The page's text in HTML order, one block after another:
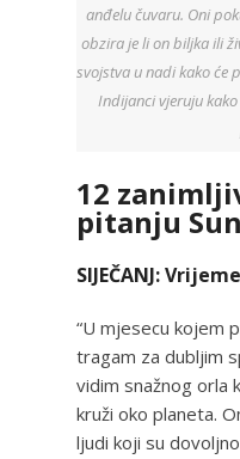
anđelu čuvaru. Oni
obzira je li on biljka ili
svojstva u nadi kako će
Indijanci vjeruju
12
pitanju
SIJEČANJ:
“U mjesecu kojem
tragam za dubljim
vidim snažnog orla
kruži oko planeta.
ljudi koji su